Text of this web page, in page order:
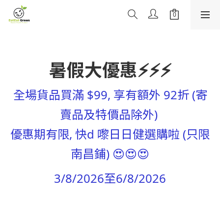
暑假大優惠⚡⚡⚡
全場貨品買滿 $99, 享有額外 92折 (寄
賣品及特價品除外)
優惠期有限, 快d 嚟日日健選購啦 (只限
南昌鋪) 😍😍😍
3/8/2026至6/8/2026